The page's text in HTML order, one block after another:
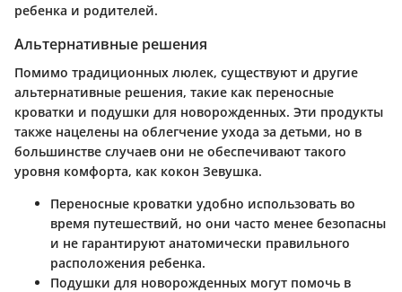
ребенка и родителей.
Альтернативные решения
Помимо традиционных люлек, существуют и другие
альтернативные решения, такие как переносные
кроватки и подушки для новорожденных. Эти продукты
также нацелены на облегчение ухода за детьми, но в
большинстве случаев они не обеспечивают такого
уровня комфорта, как кокон Зевушка.
Переносные кроватки удобно использовать во
время путешествий, но они часто менее безопасны
и не гарантируют анатомически правильного
расположения ребенка.
Подушки для новорожденных могут помочь в